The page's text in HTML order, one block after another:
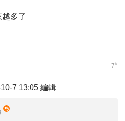
多了
7#
7 13:05 編輯